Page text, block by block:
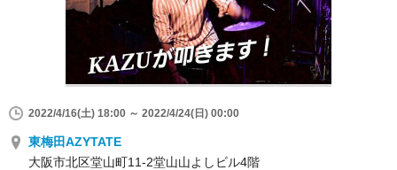
2022/4/16(土) 18:00 ～ 2022/4/24(日) 00:00
東梅田AZYTATE
大阪市北区堂山町11-2堂山山よしビル4階